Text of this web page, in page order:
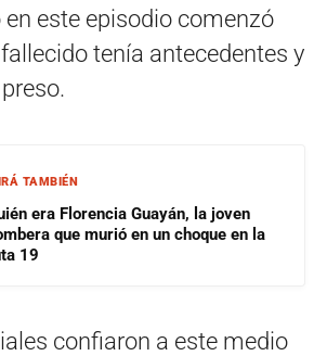
en este episodio comenzó
tenía antecedentes y
TAMBIÉN
era Florencia Guayán, la joven
que murió en un choque en la
19
confiaron a este medio